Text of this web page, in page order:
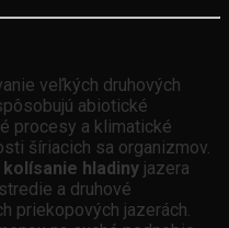
veľkých druhových
abiotické
procesy a klimatické
šíriacich sa organizmov.
kolísanie hladiny jazera
a druhové
priekopových jazerách.